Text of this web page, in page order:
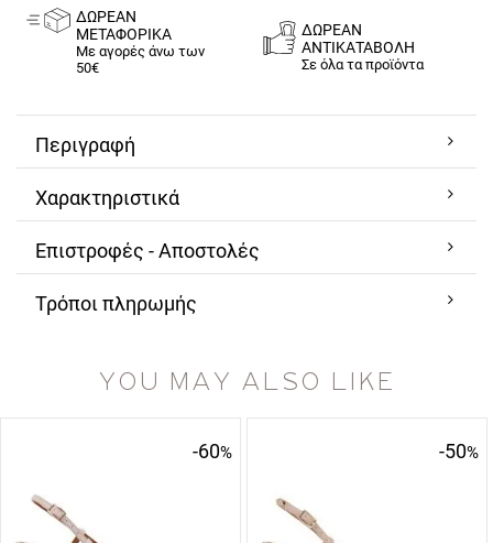
ΔΩΡΕΑΝ
ΜΕΤΑΦΟΡΙΚΑ
Με αγορές άνω των
50€
ΔΩΡΕΑΝ
ΑΝΤΙΚΑΤΑΒΟΛΗ
Σε όλα τα προϊόντα
Περιγραφή
Χαρακτηριστικά
Επιστροφές - Αποστολές
Τρόποι πληρωμής
YOU MAY ALSO LIKE
-60% -50%